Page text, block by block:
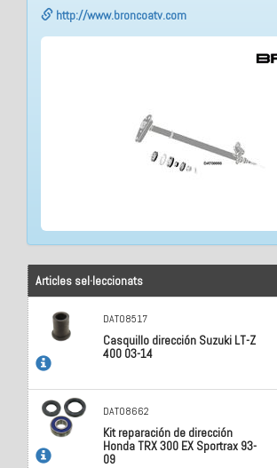
http://www.broncoatv.com
Articles sel·leccionats
DAT08517
Casquillo dirección Suzuki LT-Z
400 03-14
DAT08662
Kit reparación de dirección
Honda TRX 300 EX Sportrax 93-
09